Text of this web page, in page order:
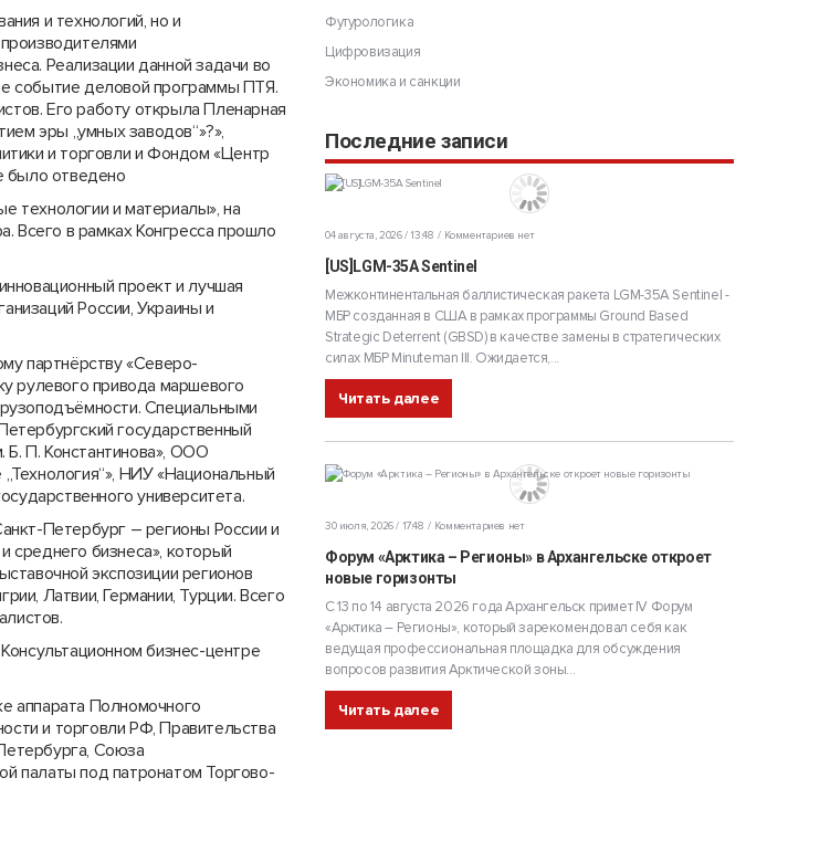
и техно­логий, но и
Реализации данной задачи во
событие деловой программы ПТЯ.
Его работу открыла Пленарная
эры „умных заводов“»?»,
и торговли и Фондом «Центр
было отведено
технологии и материалы», на
Всего в рамках Конгресса прошло
проект и лучшая
России, Украины и
партнёр­ству «Северо-
рулевого привода маршевого
Специальными
государственный
Б. П. Константинова», ООО
НИУ «Националь­ный
университета.
Петербург – регионы России и
среднего бизнеса», который
экспозиции регионов
Латвии, Германии, Турции. Всего
бизнес-центре
аппарата Полномочного
и торговли РФ, Правительства
Союза
палаты под патронатом Торгово-
Футурологика
Цифровизация
Экономика и санкции
Последние записи
04 августа, 2026 / 13:48 Комментариев нет
[US]LGM-35A Sentinel
Межконтинентальная баллистическая ракета LGM-35A Sentinel -
МБР созданная в США в рамках программы Ground Based
Strategic Deterrent (GBSD) в качестве замены в стратегических
силах МБР Minuteman III. Ожидается,...
Читать далее
30 июля, 2026 / 17:48 Комментариев нет
Форум «Арктика – Регионы» в Архангельске откроет
новые горизонты
С 13 по 14 августа 2026 года Архангельск примет IV Форум
«Арктика – Регионы», который зарекомендовал себя как
ведущая профессиональная площадка для обсуждения
вопросов развития Арктической зоны...
Читать далее